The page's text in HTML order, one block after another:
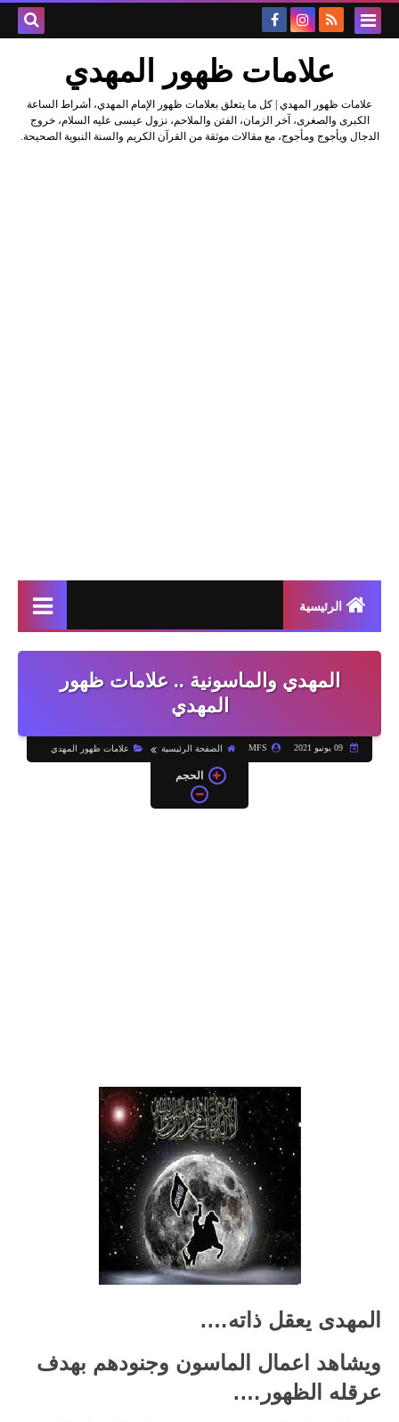
علامات ظهور المهدي
علامات ظهور المهدي | كل ما يتعلق بعلامات ظهور الإمام المهدي، أشراط الساعة
الكبرى والصغرى، آخر الزمان، الفتن والملاحم، نزول عيسى عليه السلام، خروج
الدجال ويأجوج ومأجوج، مع مقالات موثقة من القرآن الكريم والسنة النبوية الصحيحة.
الرئيسية
المهدي والماسونية .. علامات ظهور
المهدي
09 يونيو 2021 MFS الصفحة الرئيسية علامات ظهور المهدي
الحجم
المهدى يعقل ذاته….
ويشاهد اعمال الماسون وجنودهم بهدف
عرقله الظهور….